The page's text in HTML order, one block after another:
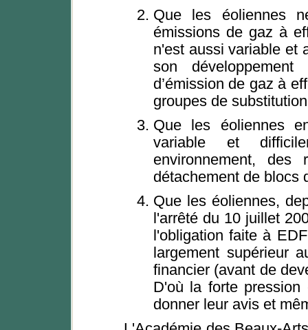
Que les éoliennes
émissions de gaz à
n'est aussi variable et
son
d’émission de gaz à
groupes de
Que les éoliennes
variable et
environnement, des
détachement de
Que les éoliennes,
l'arrêté du 10 juillet
l'obligation faite à
largement supérieur
financier (avant de
D'où la forte pression
donner leur avis et